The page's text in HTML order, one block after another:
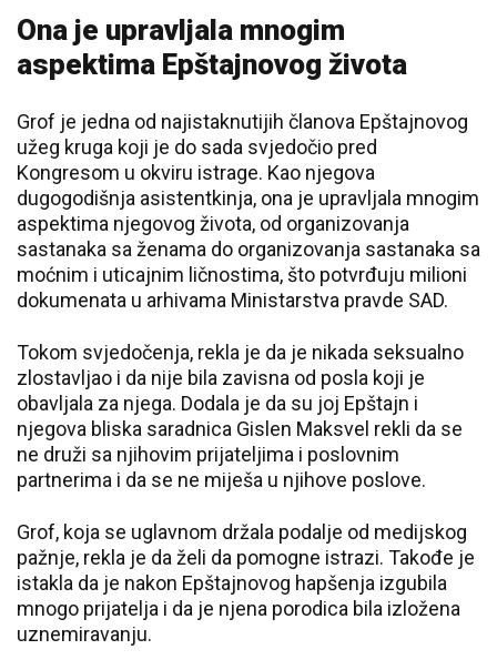
Ona je upravljala mnogim
aspektima Epštajnovog života
Grof je jedna od najistaknutijih članova Epštajnovog
užeg kruga koji je do sada svjedočio pred
Kongresom u okviru istrage. Kao njegova
dugogodišnja asistentkinja, ona je upravljala mnogim
aspektima njegovog života, od organizovanja
sastanaka sa ženama do organizovanja sastanaka sa
moćnim i uticajnim ličnostima, što potvrđuju milioni
dokumenata u arhivama Ministarstva pravde SAD.
Tokom svjedočenja, rekla je da je nikada seksualno
zlostavljao i da nije bila zavisna od posla koji je
obavljala za njega. Dodala je da su joj Epštajn i
njegova bliska saradnica Gislen Maksvel rekli da se
ne druži sa njihovim prijateljima i poslovnim
partnerima i da se ne miješa u njihove poslove.
Grof, koja se uglavnom držala podalje od medijskog
pažnje, rekla je da želi da pomogne istrazi. Takođe je
istakla da je nakon Epštajnovog hapšenja izgubila
mnogo prijatelja i da je njena porodica bila izložena
uznemiravanju.